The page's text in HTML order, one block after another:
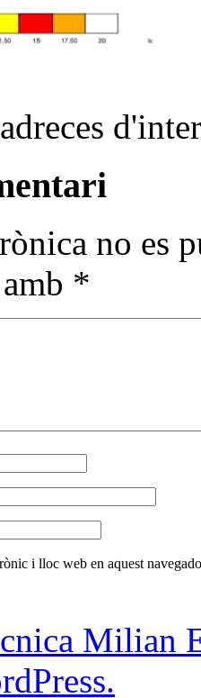
no es
*
i lloc web en aquest
Milian